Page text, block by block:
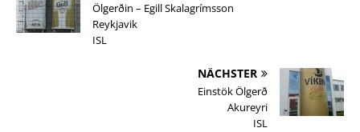
Ölgerðin – Egill Skalagrímsson
Reykjavik
ISL
NÄCHSTER
Einstök Ölgerð
Akureyri
ISL